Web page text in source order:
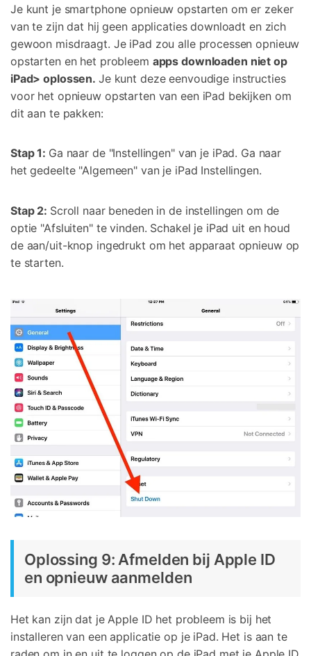
Je kunt je smartphone opnieuw opstarten om er zeker
van te zijn dat hij geen applicaties downloadt en zich
gewoon misdraagt. Je iPad zou alle processen opnieuw
opstarten en het probleem apps downloaden niet op
iPad> oplossen. Je kunt deze eenvoudige instructies
voor het opnieuw opstarten van een iPad bekijken om
dit aan te pakken:
Stap 1: Ga naar de "Instellingen" van je iPad. Ga naar
het gedeelte "Algemeen" van je iPad Instellingen.
Stap 2: Scroll naar beneden in de instellingen om de
optie "Afsluiten" te vinden. Schakel je iPad uit en houd
de aan/uit-knop ingedrukt om het apparaat opnieuw op
te starten.
Oplossing 9: Afmelden bij Apple ID
en opnieuw aanmelden
Het kan zijn dat je Apple ID het probleem is bij het
installeren van een applicatie op je iPad. Het is aan te